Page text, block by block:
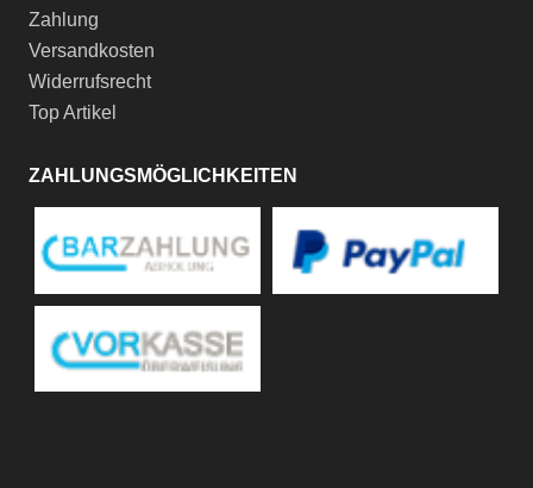
Zahlung
Versandkosten
Widerrufsrecht
Top Artikel
ZAHLUNGSMÖGLICHKEITEN